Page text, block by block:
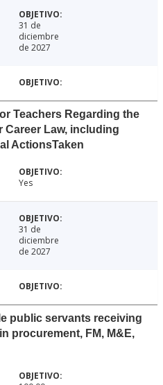
31 de
diciembre
de 2027
Teachers Regarding the
Career Law, including
ActionsTaken
Yes
31 de
diciembre
de 2027
public servants receiving
procurement, FM, M&E,